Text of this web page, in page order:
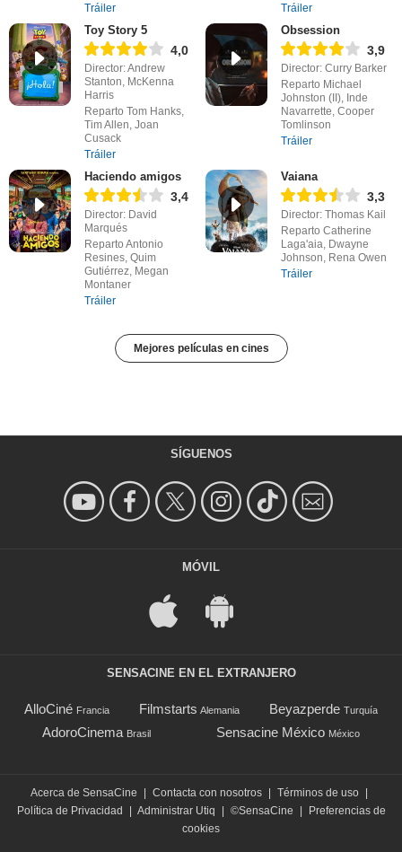
Tráiler
Tráiler
Toy Story 5
4,0
Director: Andrew
Stanton, McKenna
Harris
Reparto Tom Hanks,
Tim Allen, Joan
Cusack
Tráiler
Obsession
3,9
Director: Curry Barker
Reparto Michael
Johnston (II), Inde
Navarrette, Cooper
Tomlinson
Tráiler
Haciendo amigos
3,4
Director: David
Marqués
Reparto Antonio
Resines, Quim
Gutiérrez, Megan
Montaner
Tráiler
Vaiana
3,3
Director: Thomas Kail
Reparto Catherine
Laga'aia, Dwayne
Johnson, Rena Owen
Tráiler
Mejores películas en cines
SÍGUENOS
MÓVIL
SENSACINE EN EL EXTRANJERO
AlloCiné Francia Filmstarts Alemania Beyazperde Turquía
AdoroCinema Brasil Sensacine México México
Acerca de SensaCine | Contacta con nosotros | Términos de uso |
Política de Privacidad
| Administrar Utiq | ©SensaCine |
Preferencias de
cookies